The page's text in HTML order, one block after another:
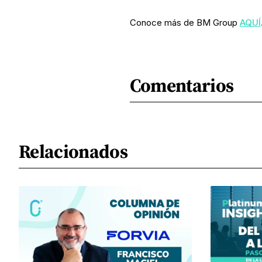
Conoce más de BM Group AQUÍ
Comentarios
Relacionados